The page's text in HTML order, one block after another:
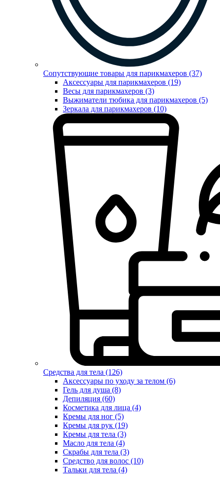
Сопутствующие товары для парикмахеров (37)
Аксессуары для парикмахеров (19)
Весы для парикмахеров (3)
Выжиматели тюбика для парикмахеров (5)
Зеркала для парикмахеров (10)
Средства для тела (126)
Аксессуары по уходу за телом (6)
Гель для душа (8)
Депиляция (60)
Косметика для лица (4)
Кремы для ног (5)
Кремы для рук (19)
Кремы для тела (3)
Масло для тела (4)
Скрабы для тела (3)
Средство для волос (10)
Тальки для тела (4)